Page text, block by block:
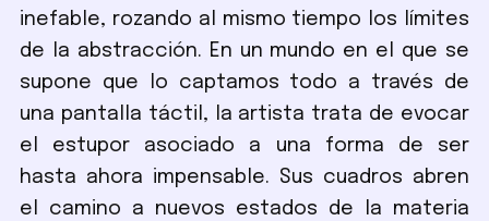
inefable, rozando al mismo tiempo los límites
de la abstracción. En un mundo en el que se
supone que lo captamos todo a través de
una pantalla táctil, la artista trata de evocar
el estupor asociado a una forma de ser
hasta ahora impensable. Sus cuadros abren
el camino a nuevos estados de la materia